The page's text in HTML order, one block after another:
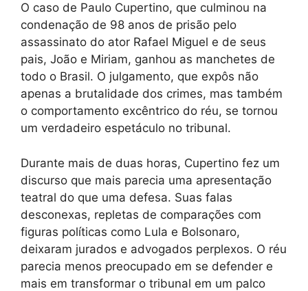
O caso de Paulo Cupertino, que culminou na
condenação de 98 anos de prisão pelo
assassinato do ator Rafael Miguel e de seus
pais, João e Miriam, ganhou as manchetes de
todo o Brasil. O julgamento, que expôs não
apenas a brutalidade dos crimes, mas também
o comportamento excêntrico do réu, se tornou
um verdadeiro espetáculo no tribunal.
Durante mais de duas horas, Cupertino fez um
discurso que mais parecia uma apresentação
teatral do que uma defesa. Suas falas
desconexas, repletas de comparações com
figuras políticas como Lula e Bolsonaro,
deixaram jurados e advogados perplexos. O réu
parecia menos preocupado em se defender e
mais em transformar o tribunal em um palco